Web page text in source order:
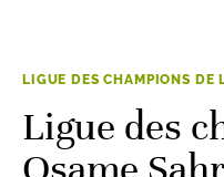
LIGUE DES CHAMPIONS DE
Ligue des